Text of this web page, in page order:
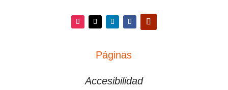
Facebook
Páginas
Accesibilidad